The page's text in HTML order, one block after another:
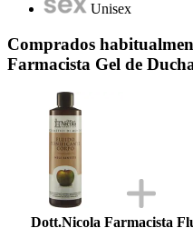
Unisex
Comprados
Farmacista Gel de
Dott.Nicola Farmacista